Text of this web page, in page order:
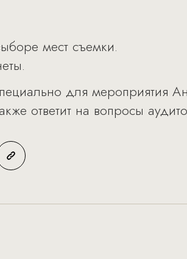
мест съемки.
для мероприятия
ответит на вопросы